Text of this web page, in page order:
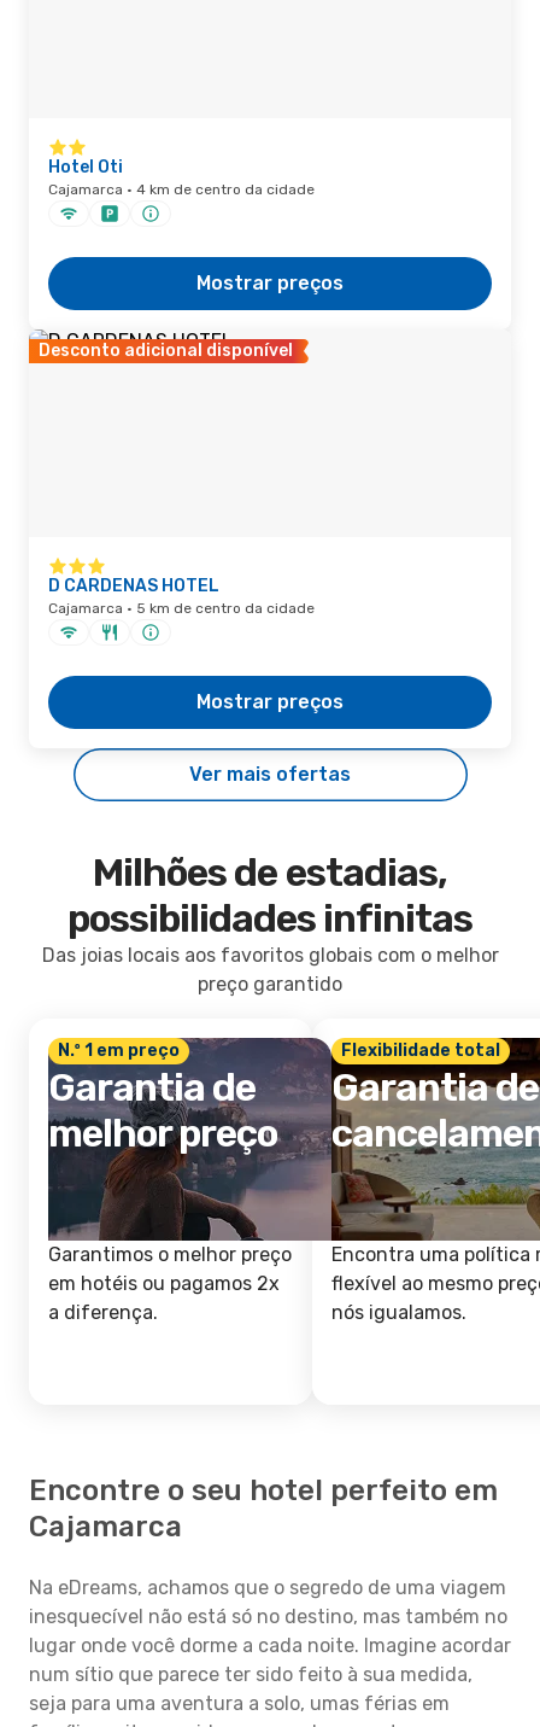
Hotel Oti
Cajamarca · 4 km de centro da cidade
Mostrar preços
Desconto adicional disponível
D CARDENAS HOTEL
Cajamarca · 5 km de centro da cidade
Mostrar preços
Ver mais ofertas
Milhões de estadias,
possibilidades infinitas
Das joias locais aos favoritos globais com o melhor
preço garantido
N.º 1 em preço
Garantia de
melhor preço
Garantimos o melhor preço
em hotéis ou pagamos 2x
a diferença.
Flexibilidade total
Garantia de
Encontra uma política
flexível ao mesmo
nós igualamos.
Encontre o seu hotel perfeito em
Cajamarca
Na eDreams, achamos que o segredo de uma viagem
inesquecível não está só no destino, mas também no
lugar onde você dorme a cada noite. Imagine acordar
num sítio que parece ter sido feito à sua medida,
seja para uma aventura a solo, umas férias em